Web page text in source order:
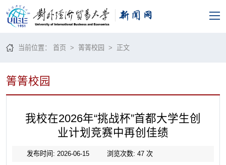
当前位置：首页 >箐箐校园 > 正文
箐箐校园
我校在2026年“挑战杯”首都大学生创
业计划竞赛中再创佳绩
发布时间: 2026-06-15 浏览次数: 47次